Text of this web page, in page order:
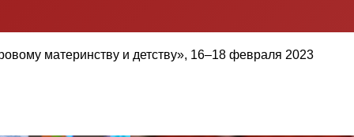
материнству и детству», 16–18 февраля 2023